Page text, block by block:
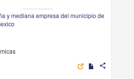
y mediana empresa del municipio de
share